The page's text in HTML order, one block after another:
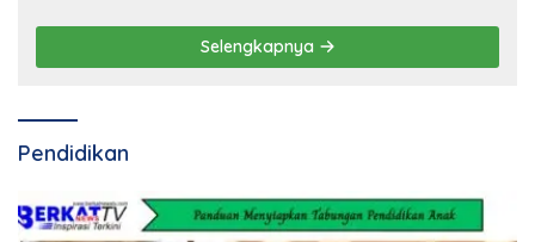
Selengkapnya
Pendidikan